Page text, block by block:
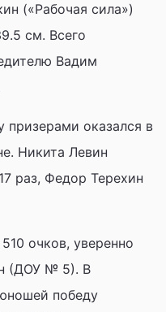
(«Рабочая сила»)
см. Всего
Вадим
оказался в
Никита Левин
раз, Федор Терехин
очков, уверенно
(ДОУ № 5). В
победу